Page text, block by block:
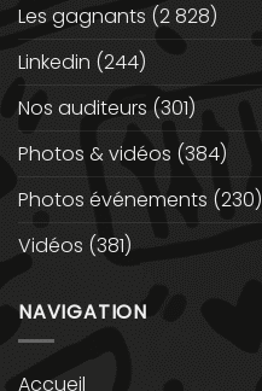
Les gagnants (2 828)
Linkedin (244)
Nos auditeurs (301)
Photos & vidéos (384)
Photos événements (230)
Vidéos (381)
NAVIGATION
Accueil